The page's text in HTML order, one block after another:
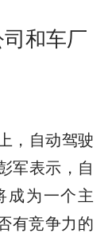
和车厂
，自动驾驶
军表示，自
成为一个主
有竞争力的